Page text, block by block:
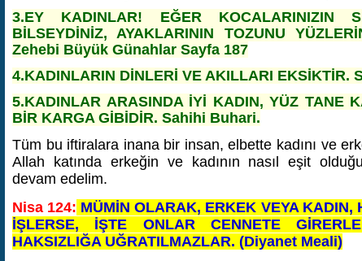
3.EY KADINLAR! EĞER KOCALARINIZIN
BİLSEYDİNİZ, AYAKLARININ TOZUNU
Zehebi Büyük Günahlar Sayfa 187
4.KADINLARIN DİNLERİ VE AKILLARI EKSİKTİR.
5.KADINLAR ARASINDA İYİ KADIN, YÜZ TANE
BİR KARGA GİBİDİR. Sahihi Buhari.
Tüm bu iftiralara inana bir insan, elbette kadını ve
Allah katında erkeğin ve kadının nasıl eşit
devam edelim.
Nisa 124: MÜMİN OLARAK, ERKEK VEYA KADIN,
İŞLERSE, İŞTE ONLAR CENNETE
HAKSIZLIĞA UĞRATILMAZLAR. (Diyanet Meali)